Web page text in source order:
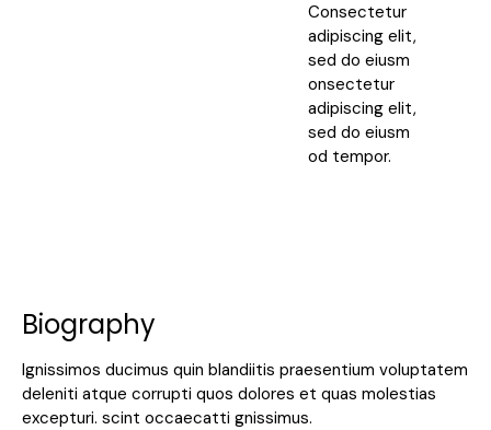
Consectetur
adipiscing elit,
sed do eiusm
onsectetur
adipiscing elit,
sed do eiusm
od tempor.
Biography
Ignissimos ducimus quin blandiitis praesentium voluptatem
deleniti atque corrupti quos dolores et quas molestias
excepturi. scint occaecatti gnissimus.